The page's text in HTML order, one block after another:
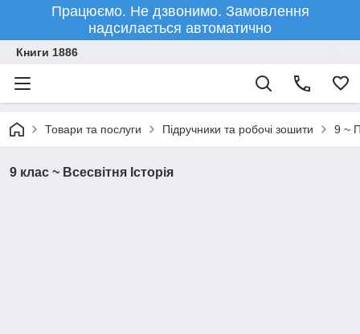
Працюємо. Не дзвонимо. Замовлення
надсилається автоматично
Книги 1886
Товари та послуги Підручники та робочі зошити 9 ~
9 клас ~ Всесвітня Історія